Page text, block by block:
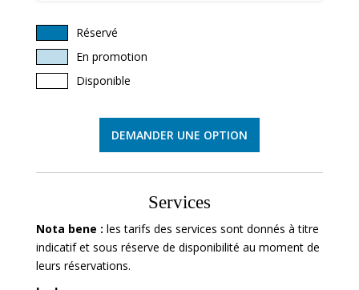
Réservé
En promotion
Disponible
DEMANDER UNE OPTION
Services
Nota bene : les tarifs des services sont donnés à titre
indicatif et sous réserve de disponibilité au moment de
leurs réservations.